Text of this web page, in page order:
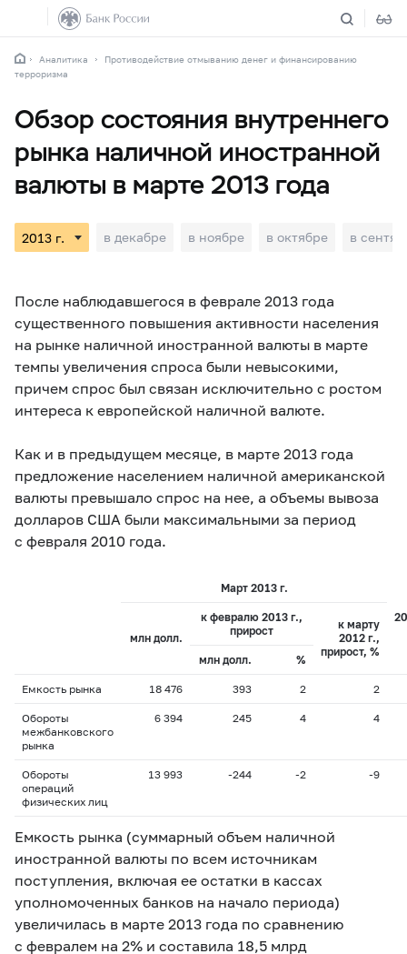
Аналитика
Противодействие отмыванию денег и финансированию
терроризма
Обзор состояния внутреннего
рынка наличной иностранной
валюты в марте 2013 года
в декабре в ноябре в октябре в
После наблюдавшегося в феврале 2013 года
существенного повышения активности населения
на рынке наличной иностранной валюты в марте
темпы увеличения спроса были невысокими,
причем спрос был связан исключительно с ростом
интереса к европейской наличной валюте.
Как и в предыдущем месяце, в марте 2013 года
предложение населением наличной американской
валюты превышало спрос на нее, а объемы вывоза
долларов США были максимальными за период
с февраля 2010 года.
Март 2013 г.
млн долл.
к февралю 2013 г.,
прирост
к марту
2012 г.,
прирост, %
млн долл. %
Емкость рынка 18 476 393 2 2
Обороты
межбанковского
рынка
6 394 245 4 4
Обороты
операций
физических лиц
13 993 -244 -2 -9
Емкость рынка (суммарный объем наличной
иностранной валюты по всем источникам
поступления, включая ее остатки в кассах
уполномоченных банков на начало периода)
увеличилась в марте 2013 года по сравнению
с февралем на 2% и составила 18,5 млрд